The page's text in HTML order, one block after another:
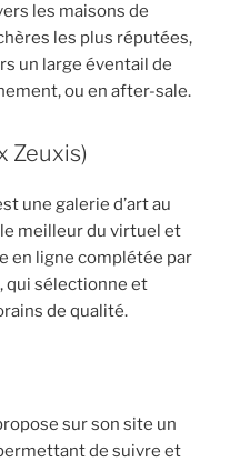
les maisons de
les plus réputées,
un large éventail de
ou en after-sale.
Zeuxis)
une galerie d’art au
meilleur du virtuel et
en ligne complétée par
qui sélectionne et
de qualité.
sur son site un
de suivre et